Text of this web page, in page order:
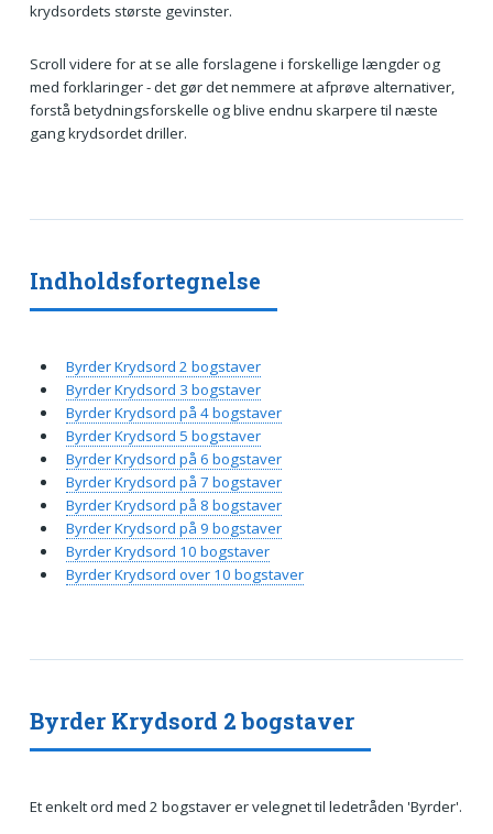
krydsordets største gevinster.
Scroll videre for at se alle forslagene i forskellige længder og
med forklaringer - det gør det nemmere at afprøve alternativer,
forstå betydningsforskelle og blive endnu skarpere til næste
gang krydsordet driller.
Byrder Krydsord 2 bogstaver
Et enkelt ord med 2 bogstaver er velegnet til ledetråden 'Byrder'.
Indholdsfortegnelse
Byrder Krydsord 2 bogstaver
Byrder Krydsord 3 bogstaver
Byrder Krydsord på 4 bogstaver
Byrder Krydsord 5 bogstaver
Byrder Krydsord på 6 bogstaver
Byrder Krydsord på 7 bogstaver
Byrder Krydsord på 8 bogstaver
Byrder Krydsord på 9 bogstaver
Byrder Krydsord 10 bogstaver
Byrder Krydsord over 10 bogstaver